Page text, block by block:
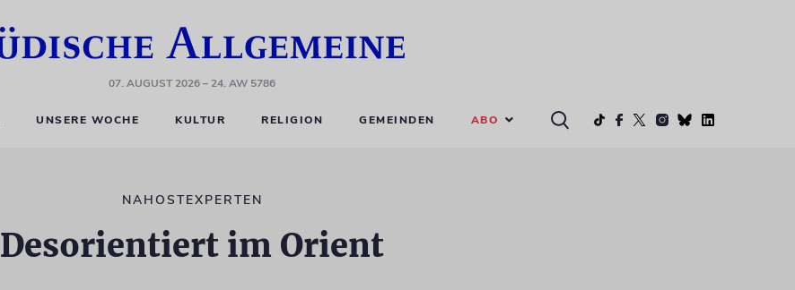
07. AUGUST 2026– 24. AW 5786
UNSERE WOCHE KULTUR RELIGION GEMEINDEN ABO
NAHOSTEXPERTEN
Desorientiert im Orient